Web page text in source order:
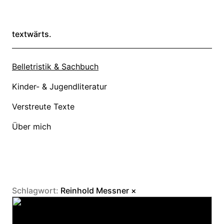
textwärts.
Belletristik & Sachbuch
Kinder- & Jugendliteratur
Verstreute Texte
Über mich
Schlagwort: Reinhold Messner ×